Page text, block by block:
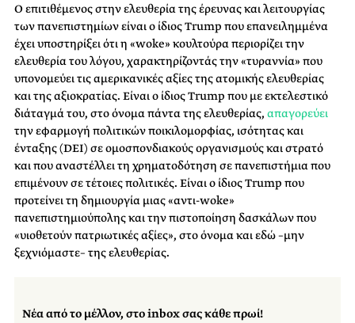
Ο επιτιθέμενος στην ελευθερία της έρευνας και λειτουργίας
των πανεπιστημίων είναι ο ίδιος Trump που επανειλημμένα
έχει υποστηρίξει ότι η «woke» κουλτούρα περιορίζει την
ελευθερία του λόγου, χαρακτηρίζοντάς την «τυραννία» που
υπονομεύει τις αμερικανικές αξίες της ατομικής ελευθερίας
και της αξιοκρατίας. Είναι ο ίδιος Trump που με εκτελεστικό
διάταγμά του, στο όνομα πάντα της ελευθερίας, απαγορεύει
την εφαρμογή πολιτικών ποικιλομορφίας, ισότητας και
ένταξης (DEI) σε ομοσπονδιακούς οργανισμούς και στρατό
και που αναστέλλει τη χρηματοδότηση σε πανεπιστήμια που
επιμένουν σε τέτοιες πολιτικές. Είναι ο ίδιος Trump που
προτείνει τη δημιουργία μιας «αντι-woke»
πανεπιστημιούπολης και την πιστοποίηση δασκάλων που
«υιοθετούν πατριωτικές αξίες», στο όνομα και εδώ –μην
ξεχνιόμαστε– της ελευθερίας.
Νέα από το μέλλον, στο inbox σας κάθε πρωί!